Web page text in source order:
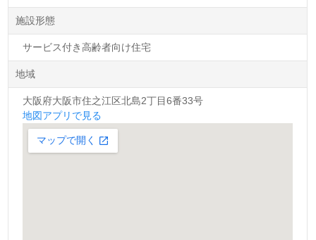
施設形態
サービス付き高齢者向け住宅
地域
大阪府大阪市住之江区北島2丁目6番33号
地図アプリで見る